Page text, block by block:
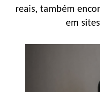
reais, também
em